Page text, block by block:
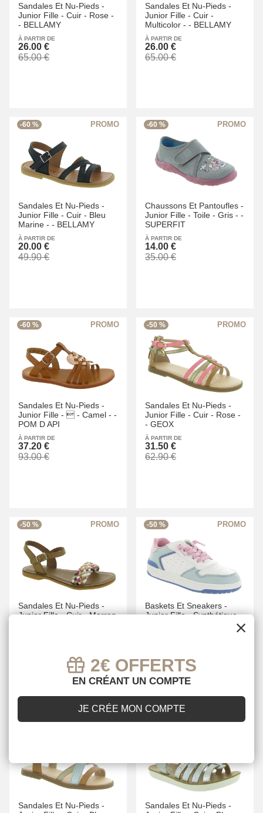
2€ OFFERTS
EN CRÉANT UN COMPTE
JE CRÉE MON COMPTE
Sandales Et Nu-Pieds -
Junior Fille - Cuir - Rose -
- BELLAMY
À PARTIR DE
26.00 €
65.00 €
Sandales Et Nu-Pieds -
Junior Fille - Cuir -
Multicolor - - BELLAMY
À PARTIR DE
26.00 €
65.00 €
-60 %
Sandales Et Nu-Pieds -
Junior Fille - Cuir - Bleu
Marine - - BELLAMY
À PARTIR DE
20.00 €
49.90 €
-60 %
Chaussons Et Pantoufles -
Junior Fille - Toile - Gris - -
SUPERFIT
À PARTIR DE
14.00 €
35.00 €
-60 %
Sandales Et Nu-Pieds -
Junior Fille -  - Camel - -
POM D API
À PARTIR DE
37.20 €
93.00 €
-50 %
Sandales Et Nu-Pieds -
Junior Fille - Cuir - Rose -
- GEOX
À PARTIR DE
31.50 €
62.90 €
-50 %
Sandales Et Nu-Pieds -
Junior Fille - Cuir - Marron
-50 %
Baskets Et Sneakers -
Junior Fille - Synthétique -
49.90 €
-50 %
Sandales Et Nu-Pieds -
-50 %
Sandales Et Nu-Pieds -